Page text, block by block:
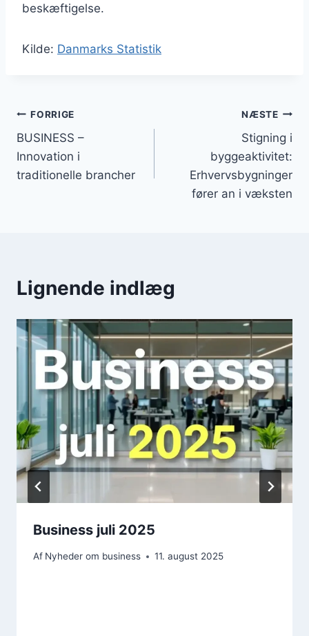
beskæftigelse.
Kilde: Danmarks Statistik
Indlægsnavigation
FORRIGE
BUSINESS –
Innovation i
traditionelle brancher
NÆSTE
Stigning i
byggeaktivitet:
Erhvervsbygninger
fører an i væksten
Lignende indlæg
Business juli 2025
Af Nyheder om business 11. august 2025